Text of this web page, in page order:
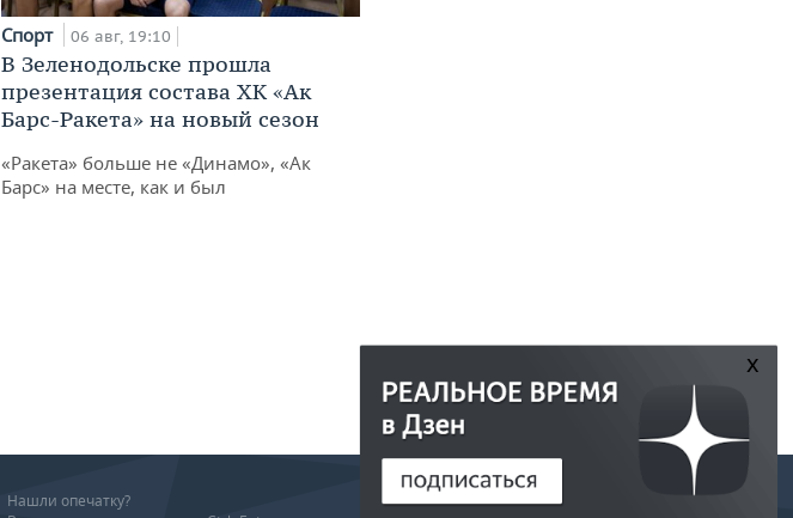
Спорт 06 авг, 19:10
В Зеленодольске прошла
презентация состава ХК «Ак
Барс-Ракета» на новый сезон
«Ракета» больше не «Динамо», «Ак
Барс» на месте, как и был
Нашли опечатку?
x